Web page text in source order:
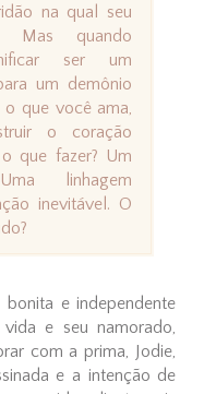
na qual seu
Mas quando
ser um
um demônio
que você ama,
o coração
que fazer? Um
linhagem
inevitável. O
e independente
e seu namorado,
com a prima, Jodie,
e a intenção de